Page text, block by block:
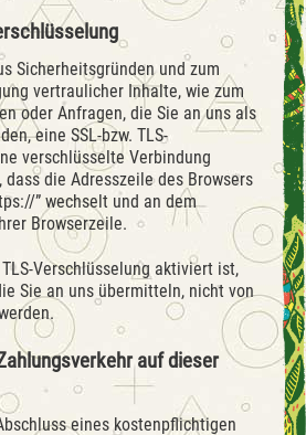
Sicherheitsgründen und zum
vertraulicher Inhalte, wie zum
oder Anfragen, die Sie an uns als
eine SSL-bzw. TLS-
verschlüsselte Verbindung
dass die Adresszeile des Browsers
” wechselt und an dem
Browserzeile.
TLS-Verschlüsselung aktiviert ist,
Sie an uns übermitteln, nicht von
auf dieser
eines kostenpflichtigen